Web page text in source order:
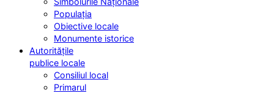
Populația
Obiective locale
Monumente istorice
Autoritățile
publice locale
Consiliul local
Primarul